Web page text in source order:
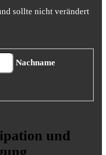
und
sollte nicht verändert
Nachname